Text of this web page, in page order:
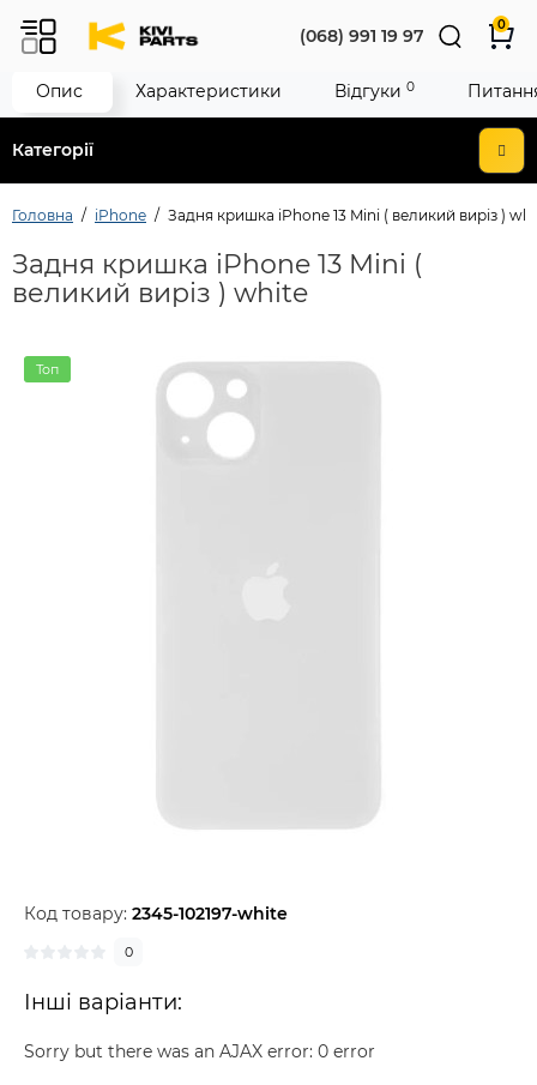
Категорії
(068) 991 19 97
0
Головна iPhone Задня кришка iPhone 13 Mini ( великий виріз )
Задня кришка iPhone 13 Mini (
великий виріз ) white
Топ
Код товару: 2345-102197-white
0
Інші варіанти:
Sorry but there was an AJAX error: 0 error
Опис Характеристики Відгуки 0